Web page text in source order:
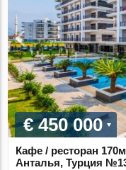
€ 450 000
Кафе / ресторан
Анталья, Турция